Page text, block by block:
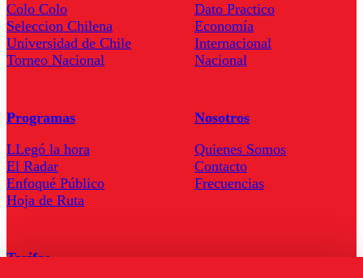
Colo Colo
Seleccion Chilena
Universidad de Chile
Torneo Nacional
Dato Practico
Economía
Internacional
Nacional
Programas
LLegó la hora
El Radar
Enfoqué Público
Hoja de Ruta
Nosotros
Quienes Somos
Contacto
Frecuencias
Tarifas